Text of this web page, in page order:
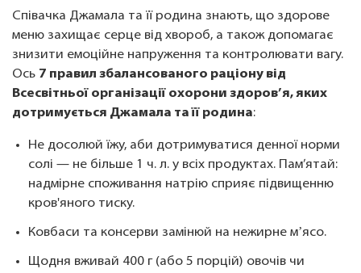
Співачка Джамала та її родина знають, що здорове
меню захищає серце від хвороб, а також допомагає
знизити емоційне напруження та контролювати вагу.
Ось 7 правил збалансованого раціону від
Всесвітньої організації охорони здоров’я, яких
дотримується Джамала та її родина:
Не досолюй їжу, аби дотримуватися денної норми
солі — не більше 1 ч. л. у всіх продуктах. Пам’ятай:
надмірне споживання натрію сприяє підвищенню
кров'яного тиску.
Ковбаси та консерви замінюй на нежирне мʼясо.
Щодня вживай 400 г (або 5 порцій) овочів чи